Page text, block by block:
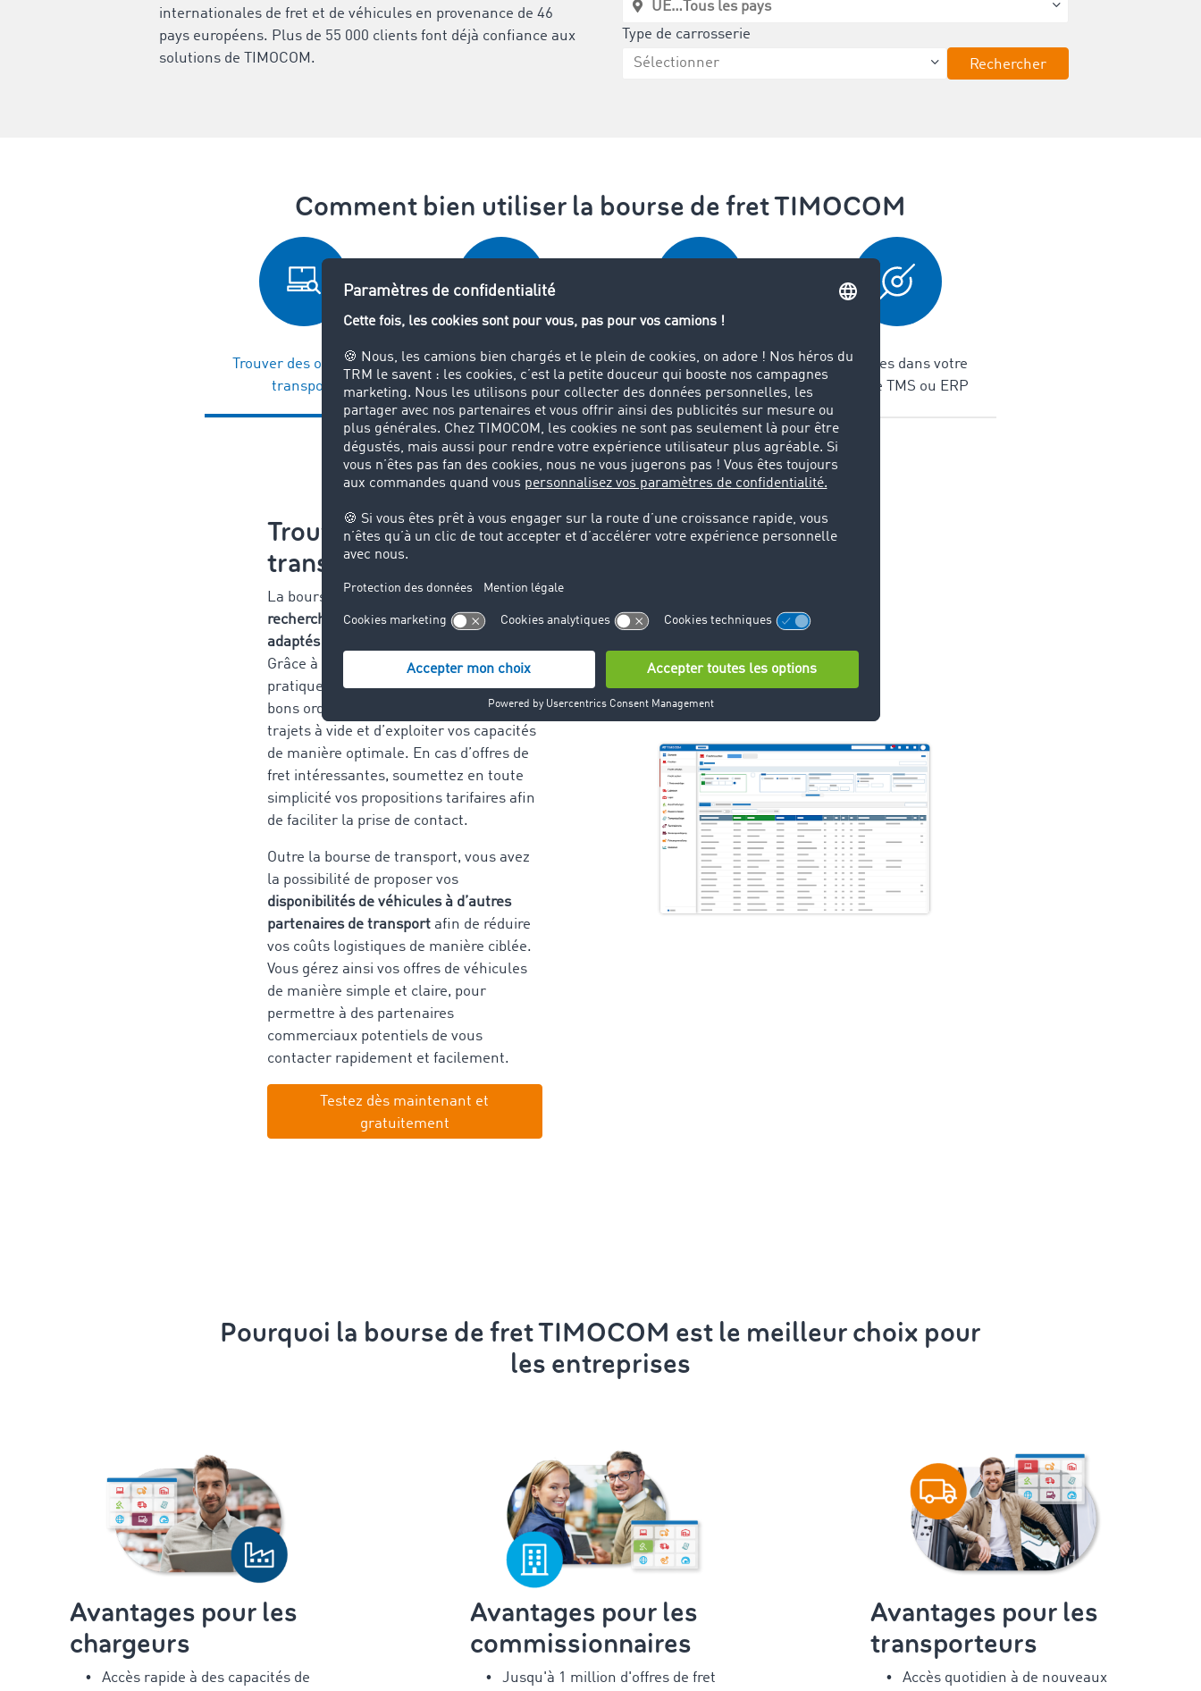
internationales de fret et de véhicules en provenance de 46
pays européens. Plus de 55 000 clients font déjà confiance aux
solutions de TIMOCOM.
Type de carrosserie
Rechercher
Comment bien utiliser la bourse de fret TIMOCOM
Trouver des ordres de
transport
Attribuer des ordres de
transport
Attribuer des ordres de
transport de façon exclusive
Interfaces dans votre
système TMS ou ERP
Trouver des ordres de
transport
La bourse de fret vous permet de
rechercher de manière ciblée des frets
adaptésà votre entreprise de transport.
Grâce à nos filtres de recherche
pratiques, vous trouvez rapidement les
bons ordres de transport afin d’éviter les
trajets à vide et d’exploiter vos capacités
de manière optimale. En cas d’offres de
fret intéressantes, soumettez en toute
simplicité vos propositions tarifaires afin
de faciliter la prise de contact.
Outre la bourse de transport, vous avez
la possibilité de proposer vos
disponibilités de véhicules à d’autres
partenaires de transportafin de réduire
vos coûts logistiques de manière ciblée.
Vous gérez ainsi vos offres de véhicules
de manière simple et claire, pour
permettre à des partenaires
commerciaux potentiels de vous
contacter rapidement et facilement.
Testez dès maintenant et
gratuitement
Pourquoi la bourse de fret TIMOCOM est le meilleur choix pour
les entreprises
Avantages pour les
chargeurs
Accès rapide à des capacités de
Avantages pour les
commissionnaires
Jusqu'à 1 million d'offres de fret
Avantages pour les
transporteurs
Accès quotidien à de nouveaux